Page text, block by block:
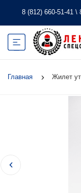
8 (812) 660-51-41 \
Главная Жилет